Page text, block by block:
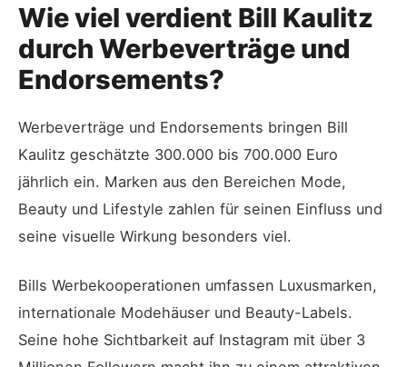
Wie viel verdient Bill Kaulitz
durch Werbeverträge und
Endorsements?
Werbeverträge und Endorsements bringen Bill
Kaulitz geschätzte 300.000 bis 700.000 Euro
jährlich ein. Marken aus den Bereichen Mode,
Beauty und Lifestyle zahlen für seinen Einfluss und
seine visuelle Wirkung besonders viel.
Bills Werbekooperationen umfassen Luxusmarken,
internationale Modehäuser und Beauty-Labels.
Seine hohe Sichtbarkeit auf Instagram mit über 3